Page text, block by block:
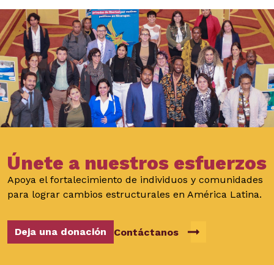
Únete a nuestros esfuerzos
Apoya el fortalecimiento de individuos y comunidades
para lograr cambios estructurales en América Latina.
Deja una donación Contáctanos